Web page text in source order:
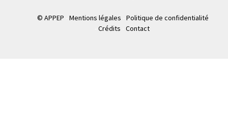
© APPEP Mentions légales
Politique de confidentialité
Crédits
Contact